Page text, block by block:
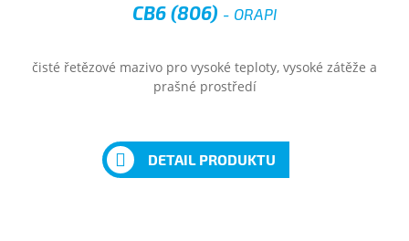
CB6 (806) - ORAPI
čisté řetězové mazivo pro vysoké teploty, vysoké zátěže a
prašné prostředí
DETAIL PRODUKTU